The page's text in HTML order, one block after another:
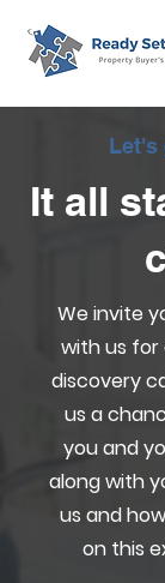
Let's
It all
We invite
with us
discovery
us a
you and
along with
us and
on this